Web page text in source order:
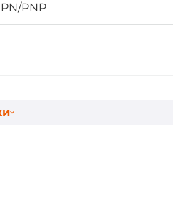
PNP